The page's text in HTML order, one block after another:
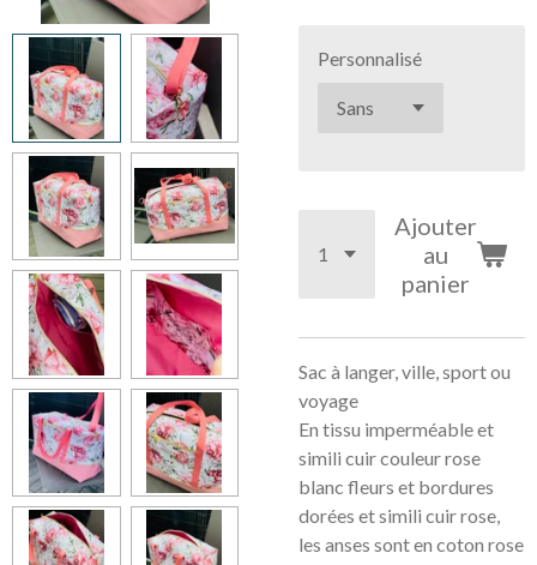
Personnalisé
Ajouter
au
panier
Sac à langer, ville, sport ou
voyage
En tissu imperméable et
simili cuir couleur rose
blanc fleurs et bordures
dorées et simili cuir rose,
les anses sont en coton rose